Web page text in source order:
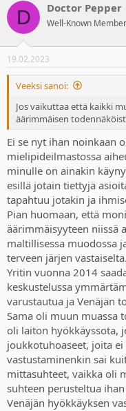
c
i
s
:
D Doctor Pepper
Well-Known Member
19.02.2023
Veeksi sanoi:
Jos vaikuttaa että kaikki
äärimmäisen
Ei se nyt ihan noinkaan
mielipideilmastossa
minulle on ainakin
esillä jotain tiettyjä
tapahtuu jotakin ja
Pian huomaan, että
äärimmäisyyteen niissä
maltillisessa muodossa
terveen järjen
Yritin vuonna 2014
keskustelussa
varustautua ja Venäjän
Sama oli muun muassa
oli laiton hyökkäyssota,
joukkotuhoaseet, joita
vastustaminenkin sai
mittasuhteet, vaikka oli
suhteen perusteltua
Venäjän hyökkäyksen